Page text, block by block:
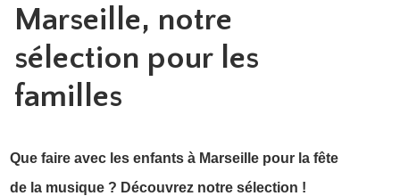
Marseille, notre
sélection pour les
familles
Que faire avec les enfants à Marseille pour la fête
de la musique ? Découvrez notre sélection !